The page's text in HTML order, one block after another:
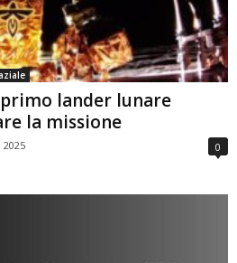
lander lunare
la missione
2025 0